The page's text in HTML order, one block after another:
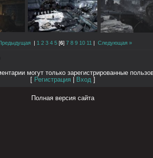
| 1 2 3 4 5 [6] 7 8 9 10 11 | Следующая »
могут только зарегистрированные
Регистрация Вход
Полная версия сайта